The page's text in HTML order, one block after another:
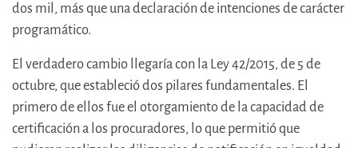
dos mil, más que una declaración de intenciones de carácter
programático.
El verdadero cambio llegaría con la Ley 42/2015, de 5 de
octubre, que estableció dos pilares fundamentales. El
primero de ellos fue el otorgamiento de la capacidad de
certificación a los procuradores, lo que permitió que